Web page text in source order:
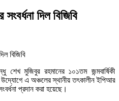
দিল বিজিবি
শেখ মুজিবুর রহমানের ১০১তম জন্মবার্ষিকী
উদ্যোগে এ অঞ্চলের স্থানীয় তৎকালীন ইপিআর
প্রদান করা হয়েছে।